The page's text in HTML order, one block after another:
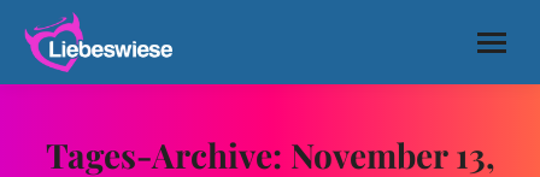
Tages-Archive: November 13,